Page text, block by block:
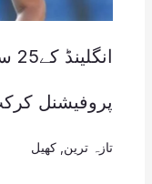
پروفیشنل
تازہ ترین کھیل